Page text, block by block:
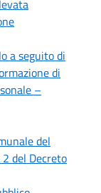
a seguito di
di
–
del
del Decreto